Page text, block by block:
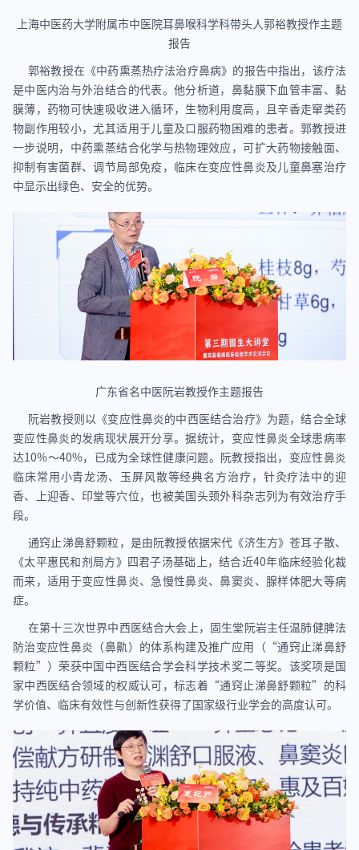
上海中医药大学附属市中医院耳鼻喉科学科带头人郭裕教授作主题
报告
郭裕教授在《中药熏蒸热疗法治疗鼻病》的报告中指出，该疗法
是中医内治与外治结合的代表。他分析道，鼻黏膜下血管丰富、黏
膜薄，药物可快速吸收进入循环，生物利用度高，且辛香走窜类药
物副作用较小，尤其适用于儿童及口服药物困难的患者。郭教授进
一步说明，中药熏蒸结合化学与热物理效应，可扩大药物接触面、
抑制有害菌群、调节局部免疫，临床在变应性鼻炎及儿童鼻塞治疗
中显示出绿色、安全的优势。
广东省名中医阮岩教授作主题报告
阮岩教授则以《变应性鼻炎的中西医结合治疗》为题，结合全球
变应性鼻炎的发病现状展开分享。据统计，变应性鼻炎全球患病率
达10%～40%，已成为全球性健康问题。阮教授指出，变应性鼻炎
临床常用小青龙汤、玉屏风散等经典名方治疗，针灸疗法中的迎
香、上迎香、印堂等穴位，也被美国头颈外科杂志列为有效治疗手
段。
通窍止涕鼻舒颗粒，是由阮教授依据宋代《济生方》苍耳子散、
《太平惠民和剂局方》四君子汤基础上，结合近40年临床经验化裁
而来，适用于变应性鼻炎、急慢性鼻炎、鼻窦炎、腺样体肥大等病
症。
在第十三次世界中西医结合大会上，固生堂阮岩主任温肺健脾法
防治变应性鼻炎（鼻鼽）的体系构建及推广应用（“通窍止涕鼻舒
颗粒”）荣获中国中西医结合学会科学技术奖二等奖。该奖项是国
家中西医结合领域的权威认可，标志着“通窍止涕鼻舒颗粒”的科
学价值、临床有效性与创新性获得了国家级行业学会的高度认可。